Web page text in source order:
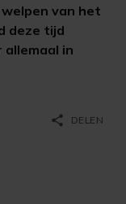
van het
deze tijd
allemaal in
share DELEN